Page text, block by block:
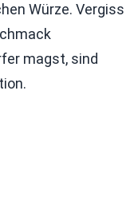
Würze. Vergiss
magst, sind